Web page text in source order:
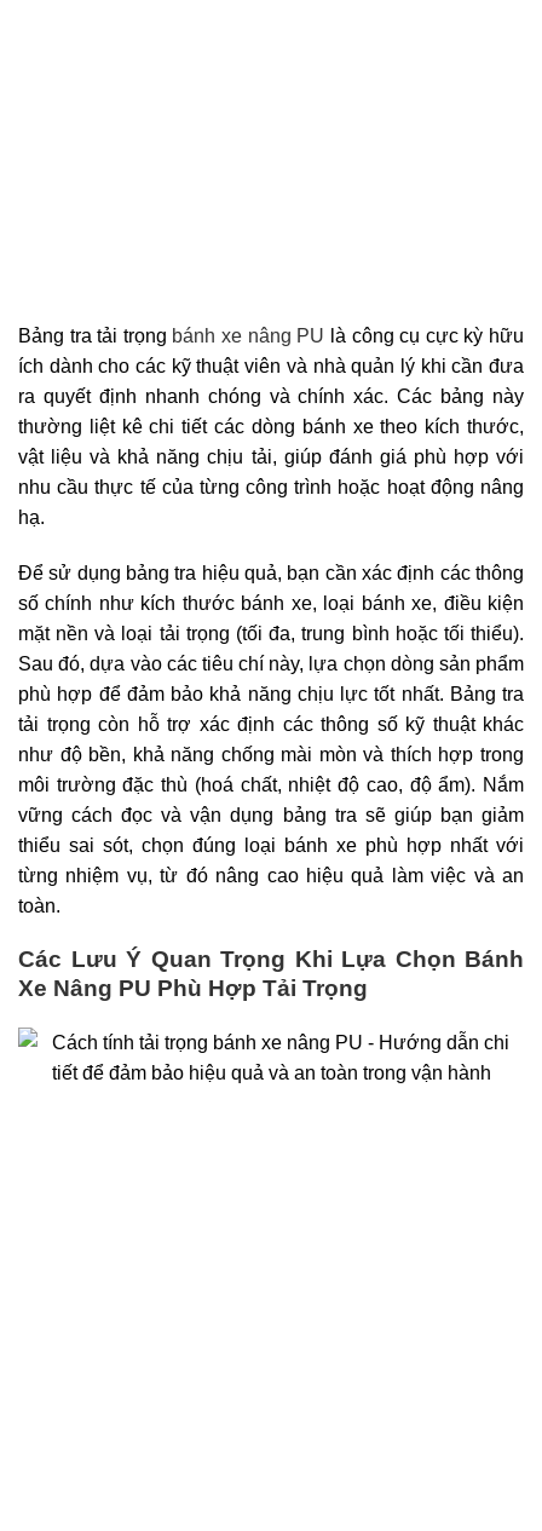
Bảng tra tải trọng bánh xe nâng PU là công cụ cực kỳ hữu
ích dành cho các kỹ thuật viên và nhà quản lý khi cần đưa
ra quyết định nhanh chóng và chính xác. Các bảng này
thường liệt kê chi tiết các dòng bánh xe theo kích thước,
vật liệu và khả năng chịu tải, giúp đánh giá phù hợp với
nhu cầu thực tế của từng công trình hoặc hoạt động nâng
hạ.
Để sử dụng bảng tra hiệu quả, bạn cần xác định các thông
số chính như kích thước bánh xe, loại bánh xe, điều kiện
mặt nền và loại tải trọng (tối đa, trung bình hoặc tối thiểu).
Sau đó, dựa vào các tiêu chí này, lựa chọn dòng sản phẩm
phù hợp để đảm bảo khả năng chịu lực tốt nhất. Bảng tra
tải trọng còn hỗ trợ xác định các thông số kỹ thuật khác
như độ bền, khả năng chống mài mòn và thích hợp trong
môi trường đặc thù (hoá chất, nhiệt độ cao, độ ẩm). Nắm
vững cách đọc và vận dụng bảng tra sẽ giúp bạn giảm
thiểu sai sót, chọn đúng loại bánh xe phù hợp nhất với
từng nhiệm vụ, từ đó nâng cao hiệu quả làm việc và an
toàn.
Các Lưu Ý Quan Trọng Khi Lựa Chọn Bánh
Xe Nâng PU Phù Hợp Tải Trọng